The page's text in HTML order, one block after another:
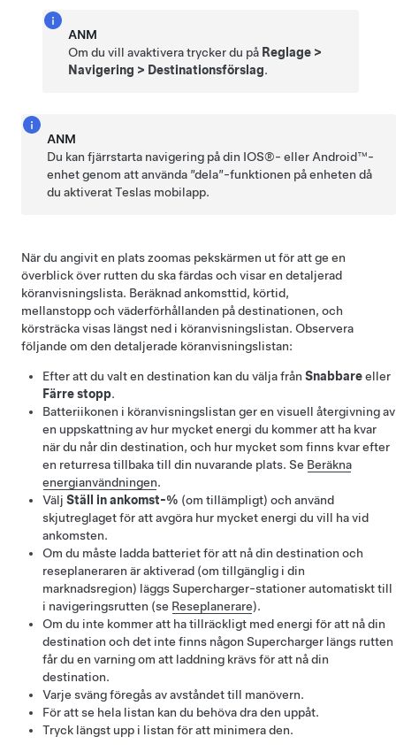
ANM
Om du vill avaktivera trycker du på Reglage >
Navigering > Destinationsförslag.
ANM
Du kan fjärrstarta navigering på din IOS®- eller Android™-
enhet genom att använda ”dela”-funktionen på enheten då
du aktiverat Teslas mobilapp.
När du angivit en plats zoomas pekskärmen ut för att ge en
överblick över rutten du ska färdas och visar en detaljerad
köranvisningslista. Beräknad ankomsttid, körtid,
mellanstopp och väderförhållanden på destinationen, och
körsträcka visas längst ned i köranvisningslistan. Observera
följande om den detaljerade köranvisningslistan:
Efter att du valt en destination kan du välja från Snabbareeller
Färre stopp.
Batteriikonen i köranvisningslistan ger en visuell återgivning av
en uppskattning av hur mycket energi du kommer att ha kvar
när du når din destination, och hur mycket som finns kvar efter
en returresa tillbaka till din nuvarande plats. Se Beräkna
energianvändningen.
Välj Ställ in ankomst-% (om tillämpligt) och använd
skjutreglaget för att avgöra hur mycket energi du vill ha vid
ankomsten.
Om du måste ladda batteriet för att nå din destination och
reseplaneraren är aktiverad (om tillgänglig i din
marknadsregion) läggs Supercharger-stationer automatiskt till
i navigeringsrutten (se Reseplanerare).
Om du inte kommer att ha tillräckligt med energi för att nå din
destination och det inte finns någon Supercharger längs rutten
får du en varning om att laddning krävs för att nå din
destination.
Varje sväng föregås av avståndet till manövern.
För att se hela listan kan du behöva dra den uppåt.
Tryck längst upp i listan för att minimera den.